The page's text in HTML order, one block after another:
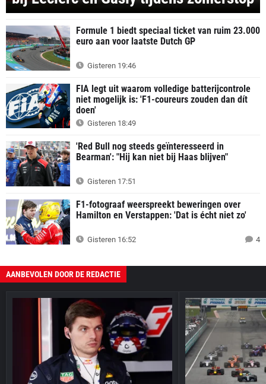
Formule 1 biedt speciaal ticket van ruim 23.000
euro aan voor laatste Dutch GP
Gisteren 19:46
FIA legt uit waarom volledige batterijcontrole
niet mogelijk is: 'F1-coureurs zouden dan dít
doen'
Gisteren 18:49
'Red Bull nog steeds geïnteresseerd in
Bearman': "Hij kan niet bij Haas blijven"
Gisteren 17:51
F1-fotograaf weerspreekt beweringen over
Hamilton en Verstappen: 'Dat is écht niet zo'
Gisteren 16:52 4
AANBEVOLEN DOOR DE REDACTIE